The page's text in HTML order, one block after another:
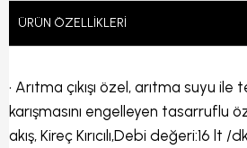
ÜRÜN ÖZELLIKLERI
• Arıtma çıkışı özel, arıtma suyu
karışmasını engelleyen tasarruflu
akış, Kireç Kırıcılı,Debi değeri:16 lt /